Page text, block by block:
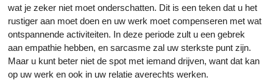
wat je zeker niet moet onderschatten. Dit is een teken dat u het
rustiger aan moet doen en uw werk moet compenseren met wat
ontspannende activiteiten. In deze periode zult u een gebrek
aan empathie hebben, en sarcasme zal uw sterkste punt zijn.
Maar u kunt beter niet de spot met iemand drijven, want dat kan
op uw werk en ook in uw relatie averechts werken.